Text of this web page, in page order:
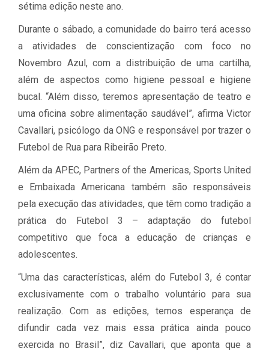
sétima edição neste ano.
Durante o sábado, a comunidade do bairro terá acesso
a atividades de conscientização com foco no
Novembro Azul, com a distribuição de uma cartilha,
além de aspectos como higiene pessoal e higiene
bucal. “Além disso, teremos apresentação de teatro e
uma oficina sobre alimentação saudável”, afirma Victor
Cavallari, psicólogo da ONG e responsável por trazer o
Futebol de Rua para Ribeirão Preto.
Além da APEC, Partners of the Americas, Sports United
e Embaixada Americana também são responsáveis
pela execução das atividades, que têm como tradição a
prática do Futebol 3 – adaptação do futebol
competitivo que foca a educação de crianças e
adolescentes.
“Uma das características, além do Futebol 3, é contar
exclusivamente com o trabalho voluntário para sua
realização. Com as edições, temos esperança de
difundir cada vez mais essa prática ainda pouco
exercida no Brasil”, diz Cavallari, que aponta que a